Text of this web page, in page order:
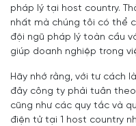
pháp lý tại host country.
nhất mà chúng tôi có thể
đội ngũ pháp lý toàn cầu
giúp doanh nghiệp trong
Hãy nhớ rằng, với tư cách
đây công ty phải tuân
cũng như các quy tắc và
điện tử tại 1 host country